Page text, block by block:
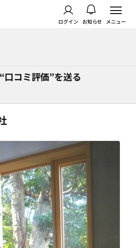
ログイン お知らせ メニュー
口コミ評価”を送る